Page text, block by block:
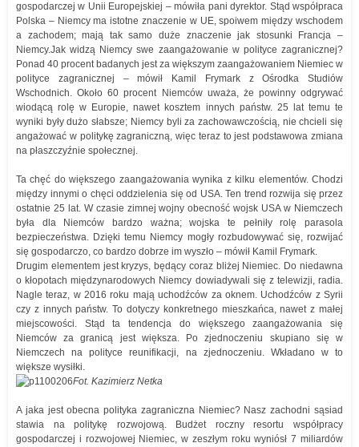
gospodarczej w Unii Europejskiej – mówiła pani dyrektor. Stąd współpraca
Polska – Niemcy ma istotne znaczenie w UE, spoiwem między wschodem
a zachodem; mają tak samo duże znaczenie jak stosunki Francja –
Niemcy.Jak widzą Niemcy swe zaangażowanie w polityce zagranicznej?
Ponad 40 procent badanych jest za większym zaangażowaniem Niemiec w
polityce zagranicznej – mówił Kamil Frymark z Ośrodka Studiów
Wschodnich. Około 60 procent Niemców uważa, że powinny odgrywać
wiodącą rolę w Europie, nawet kosztem innych państw. 25 lat temu te
wyniki były dużo słabsze; Niemcy byli za zachowawczością, nie chcieli się
angażować w politykę zagraniczną, więc teraz to jest podstawowa zmiana
na płaszczyźnie społecznej.
Ta chęć do większego zaangażowania wynika z kilku elementów. Chodzi
między innymi o chęci oddzielenia się od USA. Ten trend rozwija się przez
ostatnie 25 lat. W czasie zimnej wojny obecność wojsk USA w Niemczech
była dla Niemców bardzo ważna; wojska te pełniły rolę parasola
bezpieczeństwa. Dzięki temu Niemcy mogły rozbudowywać się, rozwijać
się gospodarczo, co bardzo dobrze im wyszło – mówił Kamil Frymark.
Drugim elementem jest kryzys, będący coraz bliżej Niemiec. Do niedawna
o kłopotach międzynarodowych Niemcy dowiadywali się z telewizji, radia.
Nagle teraz, w 2016 roku mają uchodźców za oknem. Uchodźców z Syrii
czy z innych państw. To dotyczy konkretnego mieszkańca, nawet z małej
miejscowości. Stąd ta tendencja do większego zaangażowania się
Niemców za granicą jest większa. Po zjednoczeniu skupiano się w
Niemczech na polityce reunifikacji, na zjednoczeniu. Wkładano w to
większe wysiłki.
Fot. Kazimierz Netka
A jaka jest obecna polityka zagraniczna Niemiec? Nasz zachodni sąsiad
stawia na politykę rozwojową. Budżet roczny resortu współpracy
gospodarczej i rozwojowej Niemiec, w zeszłym roku wyniósł 7 miliardów